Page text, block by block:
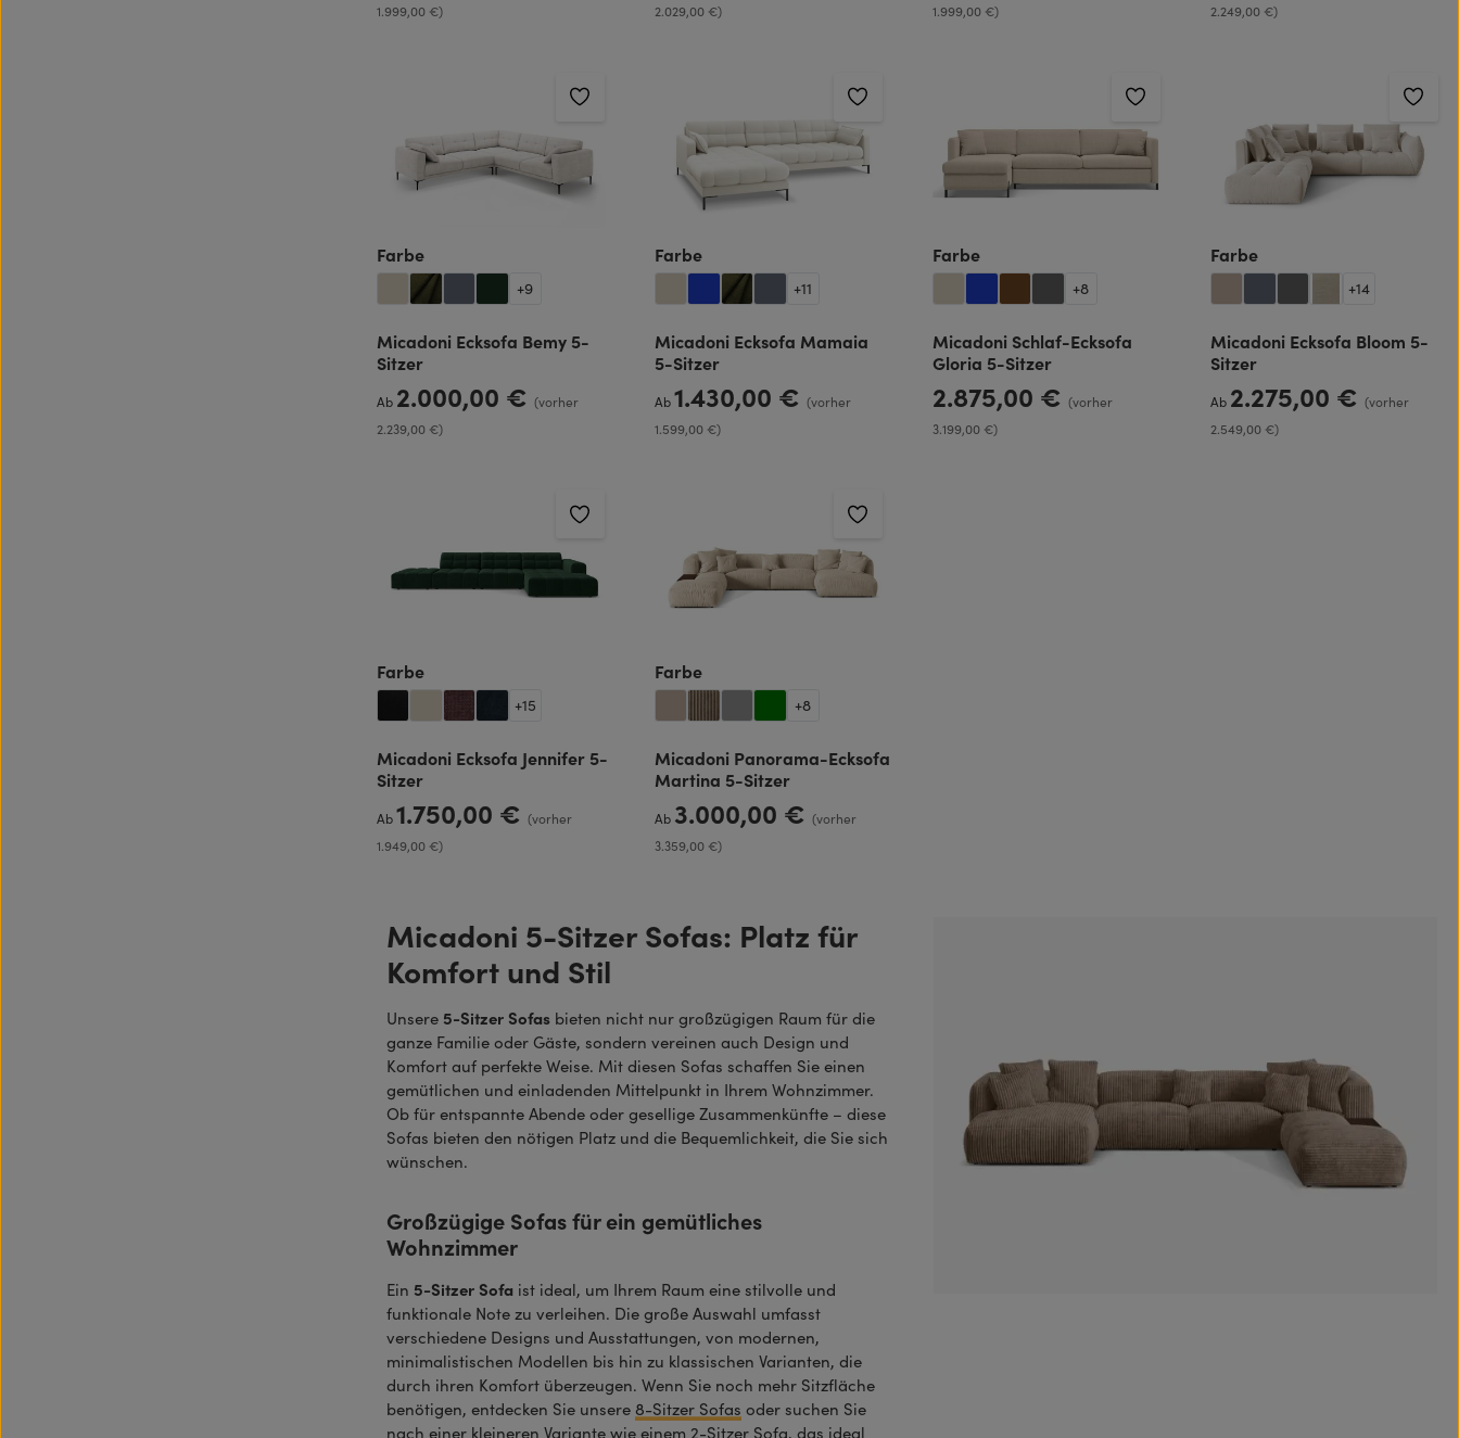
1.999,00 €)
2.029,00 €)
1.999,00 €)
2.249,00 €)
Farbeauswählen
+9
Micadoni Ecksofa Bemy 5-
Sitzer
Regulärer Preis:
Ab 2.000,00 €(vorher
2.239,00 €)
Farbeauswählen
+11
Micadoni Ecksofa Mamaia
5-Sitzer
Regulärer Preis:
Ab1.430,00 €(vorher
1.599,00 €)
Farbeauswählen
+8
Micadoni Schlaf-Ecksofa
Gloria 5-Sitzer
Regulärer Preis:
2.875,00 €(vorher
3.199,00 €)
Farbeauswählen
+14
Micadoni Ecksofa Bloom 5-
Sitzer
Regulärer Preis:
Ab 2.275,00 €(vorher
2.549,00 €)
Farbeauswählen
+15
Micadoni Ecksofa Jennifer 5-
Sitzer
Regulärer Preis:
Ab1.750,00 €(vorher
1.949,00 €)
Farbeauswählen
+8
Micadoni Panorama-Ecksofa
Martina 5-Sitzer
Regulärer Preis:
Ab 3.000,00 €(vorher
3.359,00 €)
Micadoni 5-Sitzer Sofas: Platz für
Komfort und Stil
Unsere 5-Sitzer Sofas bieten nicht nur großzügigen Raum für die
ganze Familie oder Gäste, sondern vereinen auch Design und
Komfort auf perfekte Weise. Mit diesen Sofas schaffen Sie einen
gemütlichen und einladenden Mittelpunkt in Ihrem Wohnzimmer.
Ob für entspannte Abende oder gesellige Zusammenkünfte – diese
Sofas bieten den nötigen Platz und die Bequemlichkeit, die Sie sich
wünschen.
Großzügige Sofas für ein gemütliches
Wohnzimmer
Ein 5-Sitzer Sofa ist ideal, um Ihrem Raum eine stilvolle und
funktionale Note zu verleihen. Die große Auswahl umfasst
verschiedene Designs und Ausstattungen, von modernen,
minimalistischen Modellen bis hin zu klassischen Varianten, die
durch ihren Komfort überzeugen. Wenn Sie noch mehr Sitzfläche
benötigen, entdecken Sie unsere 8-Sitzer Sofas oder suchen Sie
nach einer kleineren Variante wie einem 2-Sitzer Sofa, das ideal